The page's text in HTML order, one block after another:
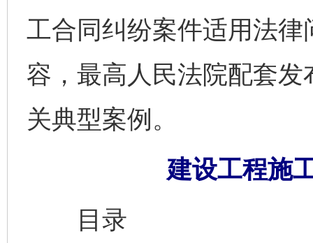
工合同纠纷案件适用法
容，最高人民法院配套
关典型案例。
建设工程施
目录